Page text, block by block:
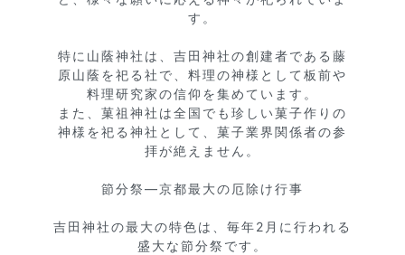
す。
特に山蔭神社は、吉田神社の創建者である藤
原山蔭を祀る社で、料理の神様として板前や
料理研究家の信仰を集めています。
また、菓祖神社は全国でも珍しい菓子作りの
神様を祀る神社として、菓子業界関係者の参
拝が絶えません。
節分祭—京都最大の厄除け行事
吉田神社の最大の特色は、毎年2月に行われる
盛大な節分祭です。